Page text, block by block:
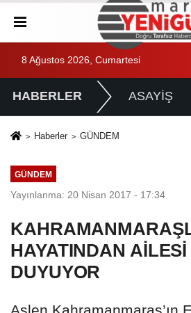
8 Ağustos 2026, Cumartesi
HABERLER ASAYİŞ
Haberler GÜNDEM
GÜNDEM
Yayınlanma: 20 Nisan 2017 - 17:34
HAYATINDAN
DUYUYOR